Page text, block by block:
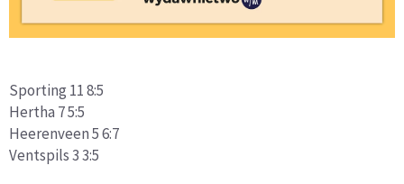
Sporting 11 8:5
Hertha 7 5:5
Heerenveen 5 6:7
Ventspils 3 3:5